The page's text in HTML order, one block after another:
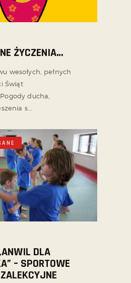
ŻYCZENIA…
wesołych, pełnych
Świąt
ducha,
s...
DLA
– SPORTOWE